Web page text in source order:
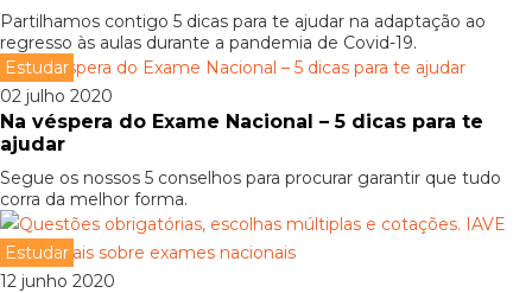
Partilhamos contigo 5 dicas para te ajudar na adaptação ao
regresso às aulas durante a pandemia de Covid-19.
Estudar
02 julho 2020
Na véspera do Exame Nacional – 5 dicas para te
ajudar
Segue os nossos 5 conselhos para procurar garantir que tudo
corra da melhor forma.
Estudar
12 junho 2020